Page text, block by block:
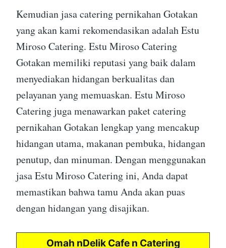
Kemudian jasa catering pernikahan Gotakan
yang akan kami rekomendasikan adalah Estu
Miroso Catering. Estu Miroso Catering
Gotakan memiliki reputasi yang baik dalam
menyediakan hidangan berkualitas dan
pelayanan yang memuaskan. Estu Miroso
Catering juga menawarkan paket catering
pernikahan Gotakan lengkap yang mencakup
hidangan utama, makanan pembuka, hidangan
penutup, dan minuman. Dengan menggunakan
jasa Estu Miroso Catering ini, Anda dapat
memastikan bahwa tamu Anda akan puas
dengan hidangan yang disajikan.
Omah nDelik Cafe n Catering